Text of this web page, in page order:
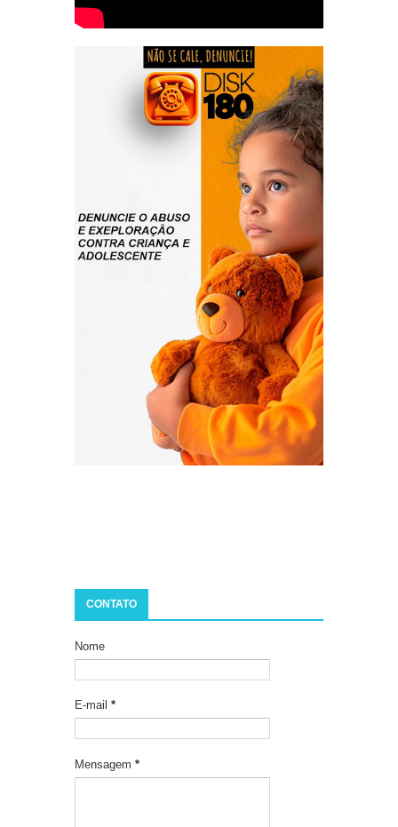
CONTATO
Nome
E-mail *
Mensagem *